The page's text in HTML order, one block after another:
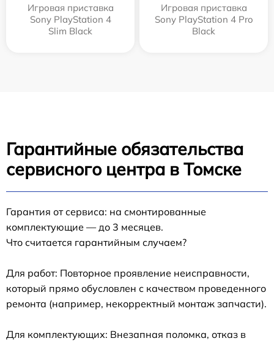
Игровая приставка
Sony PlayStation 4
Slim Black
Игровая приставка
Sony PlayStation 4 Pro
Black
Гарантийные обязательства
сервисного центра в Томске
Гарантия от сервиса: на смонтированные
комплектующие — до 3 месяцев.
Что считается гарантийным случаем?
Для работ: Повторное проявление неисправности,
который прямо обусловлен с качеством проведенного
ремонта (например, некорректный монтаж запчасти).
Для комплектующих: Внезапная поломка, отказ в